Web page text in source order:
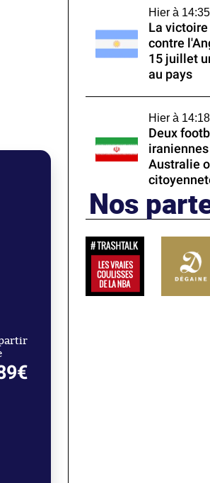
Hier à 14:35
La
contre
15 juillet
au pays
Hier à 14:18
Deux
Australie
Nos